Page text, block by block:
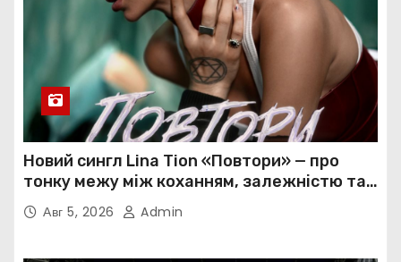
Новий сингл Lina Tion «Повтори» — про
тонку межу між коханням, залежністю та
нав’язливою прив’язаністю
Авг 5, 2026 Admin